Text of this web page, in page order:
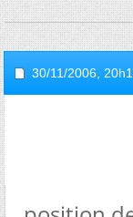
30/11/2006,